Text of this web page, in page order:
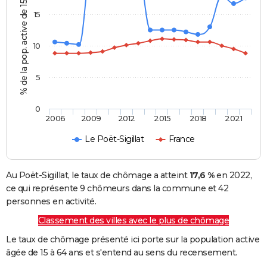
% de la pop. active de 15 - 64 ans
Le Poët-Sigillat France
2006 2009 2012 2015 2018 2021
0
5
10
15
Au Poët-Sigillat, le taux de chômage a atteint 17,6 %en 2022,
ce qui représente 9 chômeurs dans la commune et 42
personnes en activité.
Classement des villes avec le plus de chômage
Le taux de chômage présenté ici porte sur la population active
âgée de 15 à 64 ans et s'entend au sens du recensement.